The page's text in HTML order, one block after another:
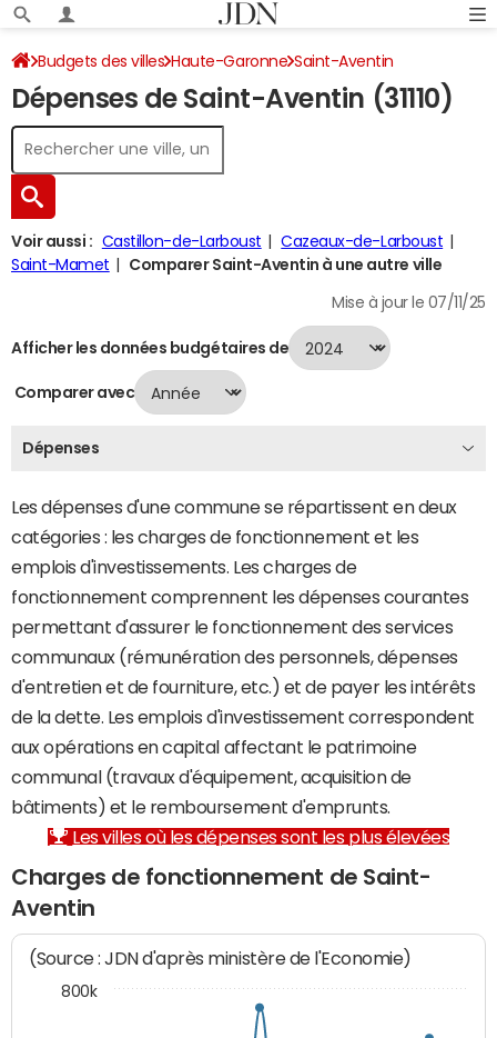
Budgets des villes Haute-Garonne Saint-Aventin
Dépenses 2024
Dépenses de Saint-Aventin (31110)
Voir aussi : Castillon-de-Larboust
Cazeaux-de-Larboust
Saint-Mamet
Comparer Saint-Aventin à une autre ville
Mise à jour le 07/11/25
Afficher les données budgétaires de
Comparer avec
Dépenses
Les dépenses d'une commune se répartissent en deux
catégories : les charges de fonctionnement et les
emplois d'investissements. Les charges de
fonctionnement comprennent les dépenses courantes
permettant d'assurer le fonctionnement des services
communaux (rémunération des personnels, dépenses
d'entretien et de fourniture, etc.) et de payer les intérêts
de la dette. Les emplois d'investissement correspondent
aux opérations en capital affectant le patrimoine
communal (travaux d'équipement, acquisition de
bâtiments) et le remboursement d'emprunts.
Les villes où les dépenses sont les plus élevées
Charges de fonctionnement de Saint-
Aventin
(Source : JDN d'après ministère de l'Economie)
800k